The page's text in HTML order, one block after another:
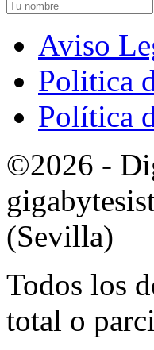
Aviso
Politica
Política
©2026 -
(Sevilla)
Todos los
total o